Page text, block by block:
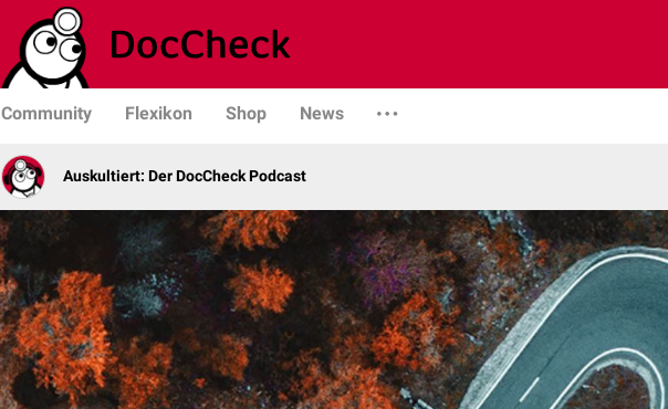
Community Flexikon Shop News
Auskultiert: Der DocCheck Podcast